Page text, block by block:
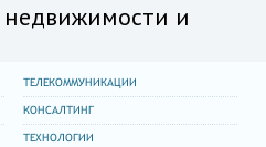
недвижимости и
ТЕЛЕКОММУНИКАЦИИ
КОНСАЛТИНГ
ТЕХНОЛОГИИ